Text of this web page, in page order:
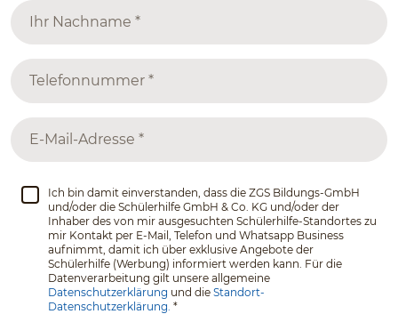
Ich bin damit einverstanden, dass die ZGS Bildungs-GmbH
und/oder die Schülerhilfe GmbH & Co. KG und/oder der
Inhaber des von mir ausgesuchten Schülerhilfe-Standortes zu
mir Kontakt per E-Mail, Telefon und Whatsapp Business
aufnimmt, damit ich über exklusive Angebote der
Schülerhilfe (Werbung) informiert werden kann. Für die
Datenverarbeitung gilt unsere allgemeine
Datenschutzerklärung und die Standort-
Datenschutzerklärung. *